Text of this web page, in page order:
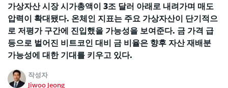
가상자산 시장 시가총액이 3조 달러 아래로 내려가며 매도
압력이 확대됐다. 온체인 지표는 주요 가상자산이 단기적으
로 저평가 구간에 진입했을 가능성을 보여준다. 금 가격 급
등으로 벌어진 비트코인 대비 금 비율은 향후 자산 재배분
가능성에 대한 기대를 키우고 있다.
작성자
Jiwoo Jeong